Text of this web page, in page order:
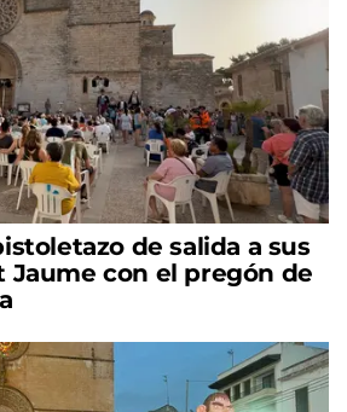
de salida a sus
Jaume con el pregón de